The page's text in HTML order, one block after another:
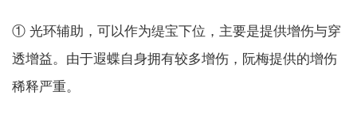
① 光环辅助，可以作为缇宝下位，主要是提供增伤与穿
透增益。由于遐蝶自身拥有较多增伤，阮梅提供的增伤
稀释严重。